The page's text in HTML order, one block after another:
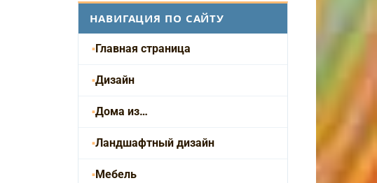
НАВИГАЦИЯ ПО САЙТУ
Главная страница
Дизайн
Дома из…
Ландшафтный дизайн
Мебель